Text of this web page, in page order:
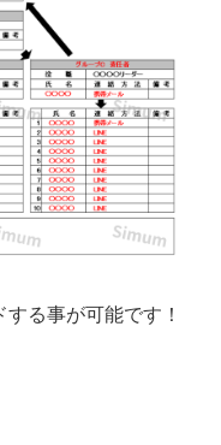
る事が可能です！